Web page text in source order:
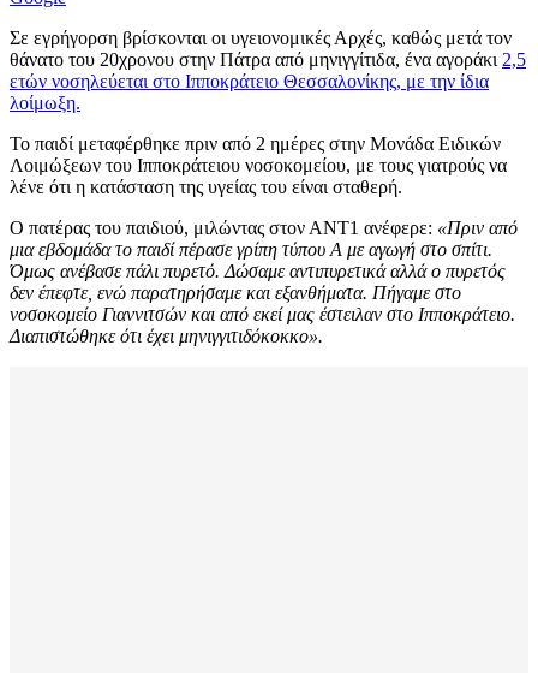
Σε εγρήγορση βρίσκονται οι υγειονομικές Αρχές, καθώς μετά τον
θάνατο του 20χρονου στην Πάτρα από μηνιγγίτιδα, ένα αγοράκι 2,5
ετών νοσηλεύεται στο Ιπποκράτειο Θεσσαλονίκης, με την ίδια
λοίμωξη.
Το παιδί μεταφέρθηκε πριν από 2 ημέρες στην Μονάδα Ειδικών
Λοιμώξεων του Ιπποκράτειου νοσοκομείου, με τους γιατρούς να
λένε ότι η κατάσταση της υγείας του είναι σταθερή.
Ο πατέρας του παιδιού, μιλώντας στον ΑΝΤ1 ανέφερε: «Πριν από
μια εβδομάδα το παιδί πέρασε γρίπη τύπου Α με αγωγή στο σπίτι.
Όμως ανέβασε πάλι πυρετό. Δώσαμε αντιπυρετικά αλλά ο πυρετός
δεν έπεφτε, ενώ παρατηρήσαμε και εξανθήματα. Πήγαμε στο
νοσοκομείο Γιαννιτσών και από εκεί μας έστειλαν στο Ιπποκράτειο.
Διαπιστώθηκε ότι έχει μηνιγγιτιδόκοκκο».